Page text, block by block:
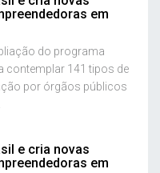
em
do programa
contemplar 141 tipos de
por órgãos públicos
e cria novas
em